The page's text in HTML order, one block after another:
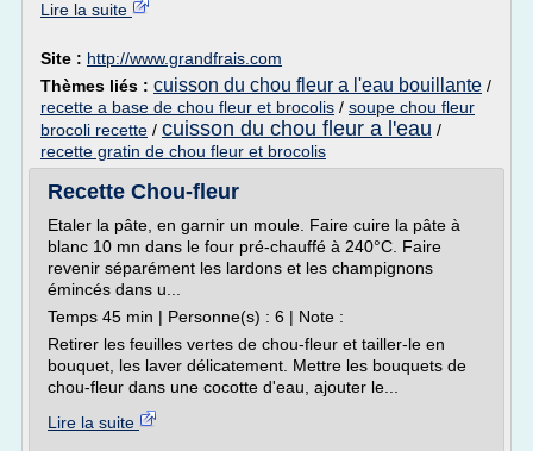
Lire la suite
Site : http://www.grandfrais.com
Thèmes liés : cuisson du chou fleur a l'eau bouillante /
recette a base de chou fleur et brocolis / soupe chou fleur
brocoli recette / cuisson du chou fleur a l'eau /
recette gratin de chou fleur et brocolis
Recette Chou-fleur
Etaler la pâte, en garnir un moule. Faire cuire la pâte à
blanc 10 mn dans le four pré-chauffé à 240°C. Faire
revenir séparément les lardons et les champignons
émincés dans u...
Temps 45 min | Personne(s) : 6 | Note :
Retirer les feuilles vertes de chou-fleur et tailler-le en
bouquet, les laver délicatement. Mettre les bouquets de
chou-fleur dans une cocotte d'eau, ajouter le...
Lire la suite